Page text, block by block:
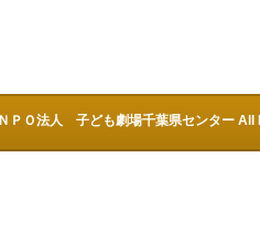
ＰＯ法人 子ども劇場千葉県センター